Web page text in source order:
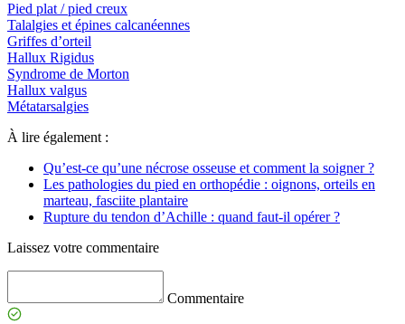
Pied plat / pied creux
Talalgies et épines calcanéennes
Griffes d’orteil
Hallux Rigidus
Syndrome de Morton
Hallux valgus
Métatarsalgies
À lire également :
Qu’est-ce qu’une nécrose osseuse et comment la soigner ?
Les pathologies du pied en orthopédie : oignons, orteils en
marteau, fasciite plantaire
Rupture du tendon d’Achille : quand faut-il opérer ?
Laissez votre commentaire
Commentaire